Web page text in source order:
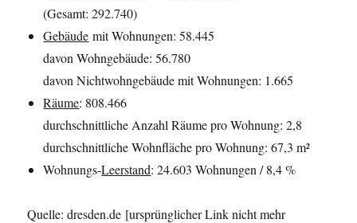
(Gesamt: 292.740)
Gebäude mit Wohnungen: 58.445
davon Wohngebäude: 56.780
davon Nichtwohngebäude mit Wohnungen: 1.665
Räume: 808.466
durchschnittliche Anzahl Räume pro Wohnung: 2,8
durchschnittliche Wohnfläche pro Wohnung: 67,3 m²
Wohnungs-Leerstand: 24.603 Wohnungen / 8,4 %
Quelle: dresden.de [ursprünglicher Link nicht mehr